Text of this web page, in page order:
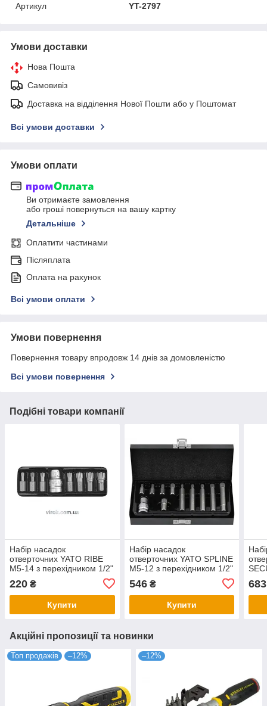
Артикул
YT-2797
Умови доставки
Нова Пошта
Самовивіз
Доставка на відділення Нової Пошти або у Поштомат
Всі умови доставки
Умови оплати
Ви отримаєте замовлення
або гроші повернуться на вашу картку
Детальніше
Оплатити частинами
Післяплата
Оплата на рахунок
Всі умови оплати
Умови повернення
Повернення товару впродовж 14 днів за домовленістю
Всі умови повернення
Подібні товари компанії
Набір насадок
отверточних YATO RIBE
М5-14 з перехідником 1/2"
220 ₴
Купити
Набір насадок
отверточних YATO SPLINE
М5-12 з перехідником 1/2"
546₴
Купити
YT-
683
Акційні пропозиції та новинки
Топ продажів –12% –12%